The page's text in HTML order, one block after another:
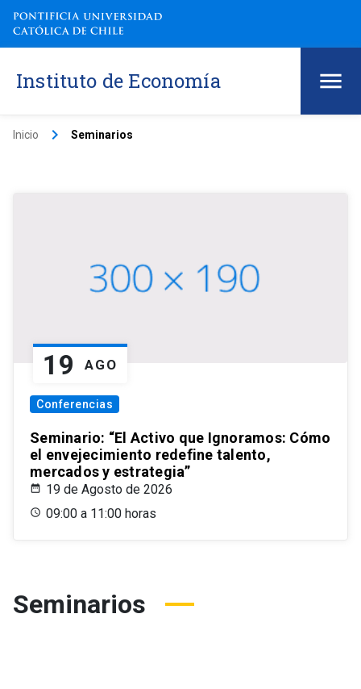
Instituto de Economía
Inicio keyboard_arrow_right Seminarios
19 AGO
Conferencias
Seminario: “El Activo que Ignoramos: Cómo
el envejecimiento redefine talento,
mercados y estrategia”
19 de Agosto de 2026
09:00 a 11:00 horas
Seminarios